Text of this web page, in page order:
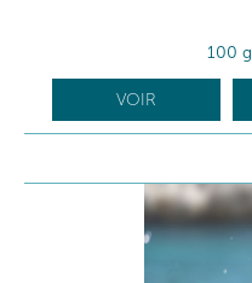
100 g
VOIR